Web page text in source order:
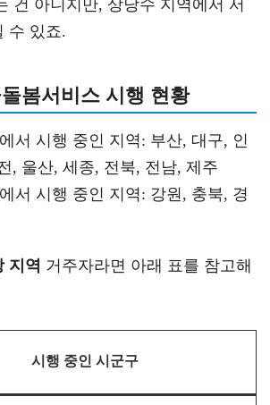
건 아니지만, 상당수 지역에서 서
수 있죠.
봄서비스 시행 현황
서 시행 중인 지역: 부산, 대구, 인
, 울산, 세종, 전북, 전남, 제주
서 시행 중인 지역: 강원, 충북, 경
지역 거주자라면 아래 표를 참고해
시행 중인 시군구